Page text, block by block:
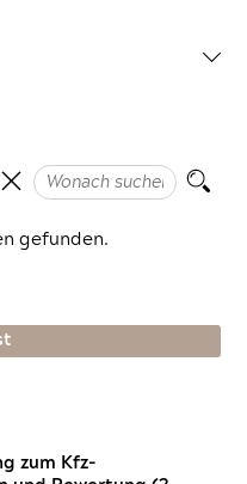
gefunden.
zum Kfz-